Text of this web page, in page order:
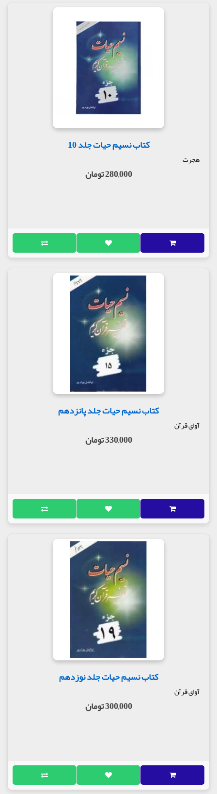
کتاب نسیم حیات جلد 10
هجرت
280,000 تومان
کتاب نسیم حیات جلد پانزدهم
آوای قرآن
330,000 تومان
کتاب نسیم حیات جلد نوزدهم
آوای قرآن
300,000 تومان